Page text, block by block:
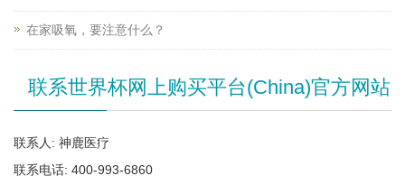
在家吸氧，要注意什么？
联系世界杯网上购买平台(China)官方网站
联系人: 神鹿医疗
联系电话: 400-993-6860